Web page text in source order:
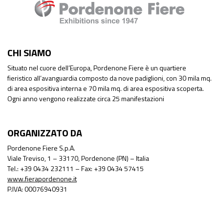
CHI SIAMO
Situato nel cuore dell’Europa, Pordenone Fiere è un quartiere
fieristico all’avanguardia composto da nove padiglioni, con 30 mila mq.
di area espositiva interna e 70 mila mq. di area espositiva scoperta.
Ogni anno vengono realizzate circa 25 manifestazioni
ORGANIZZATO DA
Pordenone Fiere S.p.A.
Viale Treviso, 1 – 33170, Pordenone (PN) – Italia
Tel.: +39 0434 232111 – Fax: +39 0434 57415
www.fierapordenone.it
P.IVA: 00076940931